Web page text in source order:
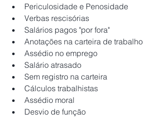
Periculosidade e Penosidade
Verbas rescisórias
Salários pagos "por fora"
Anotações na carteira de trabalho
Assédio no emprego
Salário atrasado
Sem registro na carteira
Cálculos trabalhistas
Assédio moral
Desvio de função